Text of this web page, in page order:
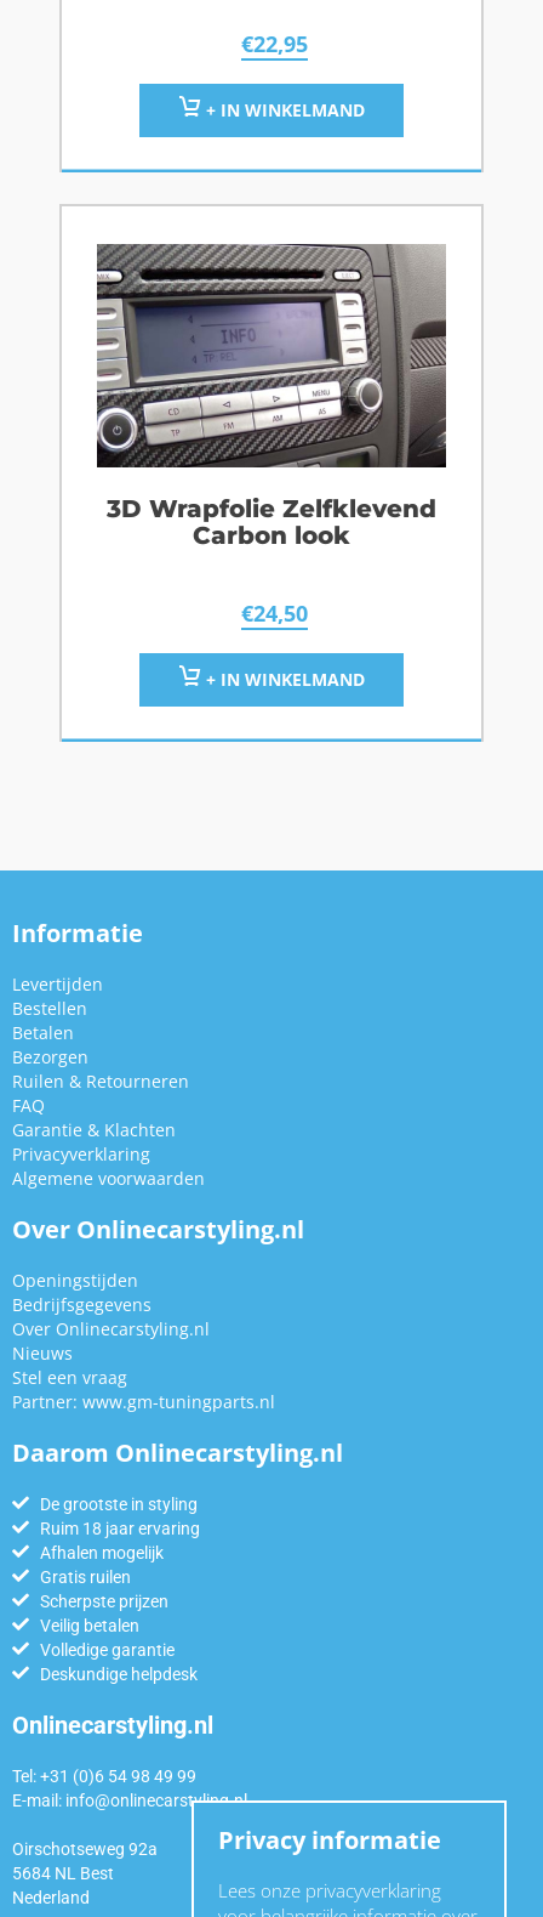
€22,95
+ IN WINKELMAND
3D Wrapfolie Zelfklevend
Carbon look
€24,50
+ IN WINKELMAND
Informatie
Levertijden
Bestellen
Betalen
Bezorgen
Ruilen & Retourneren
FAQ
Garantie & Klachten
Privacyverklaring
Algemene voorwaarden
Over Onlinecarstyling.nl
Openingstijden
Bedrijfsgegevens
Over Onlinecarstyling.nl
Nieuws
Stel een vraag
Partner: www.gm-tuningparts.nl
Daarom Onlinecarstyling.nl
De grootste in styling
Ruim 18 jaar ervaring
Afhalen mogelijk
Gratis ruilen
Scherpste prijzen
Veilig betalen
Volledige garantie
Deskundige helpdesk
Onlinecarstyling.nl
Tel: +31 (0)6 54 98 49 99
E-mail: info@onlinecarstyling.nl
Oirschotseweg 92a
5684 NL Best
Nederland
Privacy informatie
Lees onze privacyverklaring